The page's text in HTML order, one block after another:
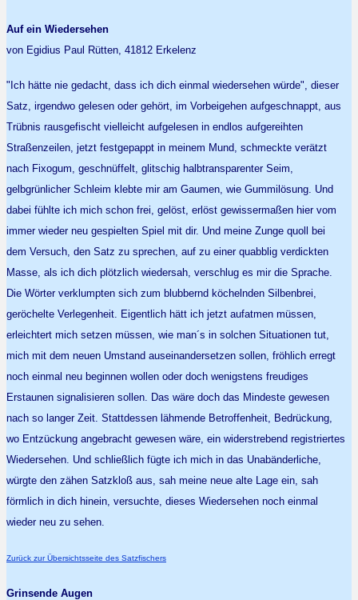
Auf ein Wiedersehen
von Egidius Paul Rütten, 41812 Erkelenz
"Ich hätte nie gedacht, dass ich dich einmal wiedersehen würde", dieser
Satz, irgendwo gelesen oder gehört, im Vorbeigehen aufgeschnappt, aus
Trübnis rausgefischt vielleicht aufgelesen in endlos aufgereihten
Straßenzeilen, jetzt festgepappt in meinem Mund, schmeckte verätzt
nach Fixogum, geschnüffelt, glitschig halbtransparenter Seim,
gelbgrünlicher Schleim klebte mir am Gaumen, wie Gummilösung. Und
dabei fühlte ich mich schon frei, gelöst, erlöst gewissermaßen hier vom
immer wieder neu gespielten Spiel mit dir. Und meine Zunge quoll bei
dem Versuch, den Satz zu sprechen, auf zu einer quabblig verdickten
Masse, als ich dich plötzlich wiedersah, verschlug es mir die Sprache.
Die Wörter verklumpten sich zum blubbernd köchelnden Silbenbrei,
geröchelte Verlegenheit. Eigentlich hätt ich jetzt aufatmen müssen,
erleichtert mich setzen müssen, wie man´s in solchen Situationen tut,
mich mit dem neuen Umstand auseinandersetzen sollen, fröhlich erregt
noch einmal neu beginnen wollen oder doch wenigstens freudiges
Erstaunen signalisieren sollen. Das wäre doch das Mindeste gewesen
nach so langer Zeit. Stattdessen lähmende Betroffenheit, Bedrückung,
wo Entzückung angebracht gewesen wäre, ein widerstrebend registriertes
Wiedersehen. Und schließlich fügte ich mich in das Unabänderliche,
würgte den zähen Satzkloß aus, sah meine neue alte Lage ein, sah
förmlich in dich hinein, versuchte, dieses Wiedersehen noch einmal
wieder neu zu sehen.
Zurück zur Übersichtsseite des Satzfischers
Grinsende Augen